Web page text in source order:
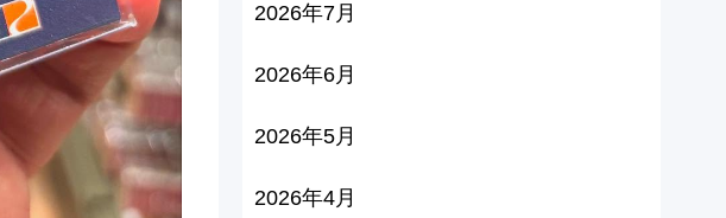
2026年7月
2026年6月
2026年5月
2026年4月